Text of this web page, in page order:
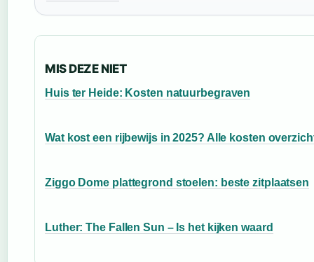
MIS DEZE NIET
Huis ter Heide: Kosten natuurbegraven
Wat kost een rijbewijs in 2025? Alle kosten
Ziggo Dome plattegrond stoelen: beste zitplaatsen
Luther: The Fallen Sun – Is het kijken waard